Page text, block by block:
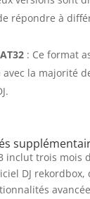
répondre à
: Ce format
la majorité
inclut trois mois
DJ